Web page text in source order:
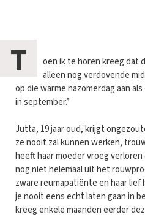
T
oen ik te horen kreeg dat
alleen nog verdovende
op die warme nazomerdag aan
in september.”
Jutta, 19 jaar oud, krijgt
ze nooit zal kunnen werken,
heeft haar moeder vroeg
nog niet helemaal uit het
zware reumapatiënte en haar lief
je nooit eens echt laten gaan in
kreeg enkele maanden eerder